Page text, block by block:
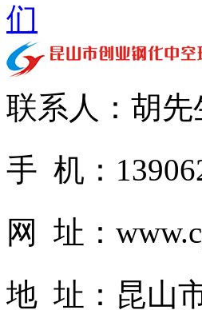
们
联系人：胡先
手 机：
网 址：
地 址：昆山